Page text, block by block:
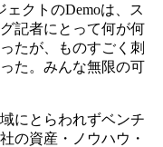
クトのDemoは、ス
記者にとって何が何
たが、ものすごく刺
た。みんな無限の可
にとらわれずベンチ
の資産・ノウハウ・